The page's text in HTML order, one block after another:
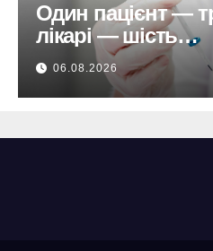
Один пацієнт —
лікарі — шість
місяців без
де ховається
системна
06.08.2026